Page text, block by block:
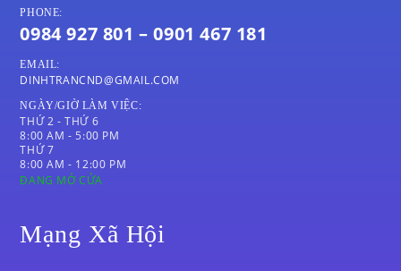
PHONE:
0984 927 801 – 0901 467 181
EMAIL:
DINHTRANCND@GMAIL.COM
NGÀY/GIỜ LÀM VIỆC:
THỨ 2 - THỨ 6
8:00 AM - 5:00 PM
THỨ 7
8:00 AM - 12:00 PM
ĐANG MỞ CỬA
Mạng Xã Hội